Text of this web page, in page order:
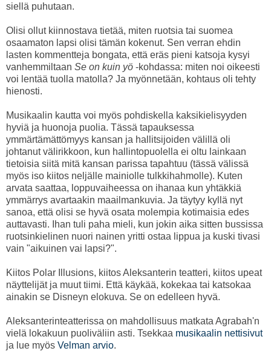
siellä puhutaan.
Olisi ollut kiinnostava tietää, miten ruotsia tai suomea
osaamaton lapsi olisi tämän kokenut. Sen verran ehdin
lasten kommentteja bongata, että eräs pieni katsoja kysyi
vanhemmiltaan Se on kuin yö -kohdassa: miten noi oikeesti
voi lentää tuolla matolla? Ja myönnetään, kohtaus oli tehty
hienosti.
Musikaalin kautta voi myös pohdiskella kaksikielisyyden
hyviä ja huonoja puolia. Tässä tapauksessa
ymmärtämättömyys kansan ja hallitsijoiden välillä oli
johtanut välirikkoon, kun hallintopuolella ei oltu lainkaan
tietoisia siitä mitä kansan parissa tapahtuu (tässä välissä
myös iso kiitos neljälle mainiolle tulkkihahmolle). Kuten
arvata saattaa, loppuvaiheessa on ihanaa kun yhtäkkiä
ymmärrys avartaakin maailmankuvia. Ja täytyy kyllä nyt
sanoa, että olisi se hyvä osata molempia kotimaisia edes
auttavasti. Ihan tuli paha mieli, kun jokin aika sitten bussissa
ruotsinkielinen nuori nainen yritti ostaa lippua ja kuski tivasi
vain "aikuinen vai lapsi?".
Kiitos Polar Illusions, kiitos Aleksanterin teatteri, kiitos upeat
näyttelijät ja muut tiimi. Että käykää, kokekaa tai katsokaa
ainakin se Disneyn elokuva. Se on edelleen hyvä.
Aleksanterinteatterissa on mahdollisuus matkata Agrabah'n
vielä lokakuun puoliväliin asti. Tsekkaa musikaalin nettisivut
ja lue myös Velman arvio.